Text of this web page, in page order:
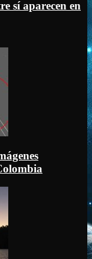
sí aparecen en